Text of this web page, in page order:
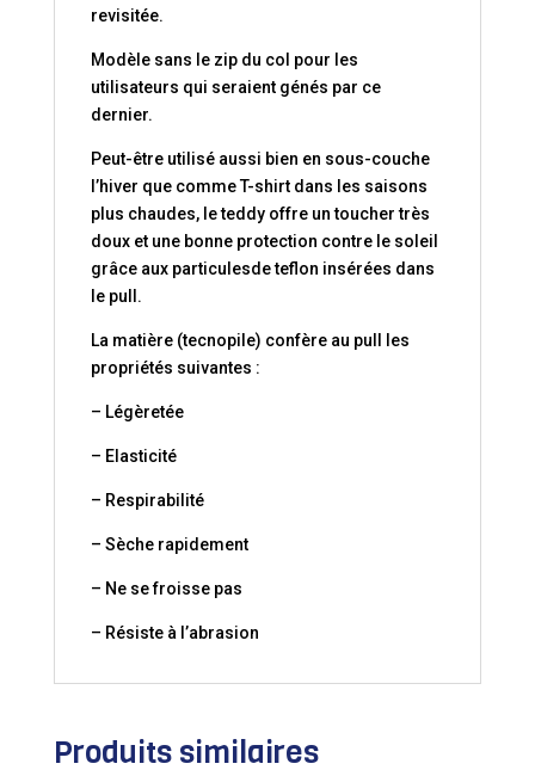
revisitée.
Modèle sans le zip du col pour les
utilisateurs qui seraient génés par ce
dernier.
Peut-être utilisé aussi bien en sous-couche
l’hiver que comme T-shirt dans les saisons
plus chaudes, le teddy offre un toucher très
doux et une bonne protection contre le soleil
grâce aux particulesde teflon insérées dans
le pull.
La matière (tecnopile) confère au pull les
propriétés suivantes :
– Légèretée
– Elasticité
– Respirabilité
– Sèche rapidement
– Ne se froisse pas
– Résiste à l’abrasion
Produits similaires